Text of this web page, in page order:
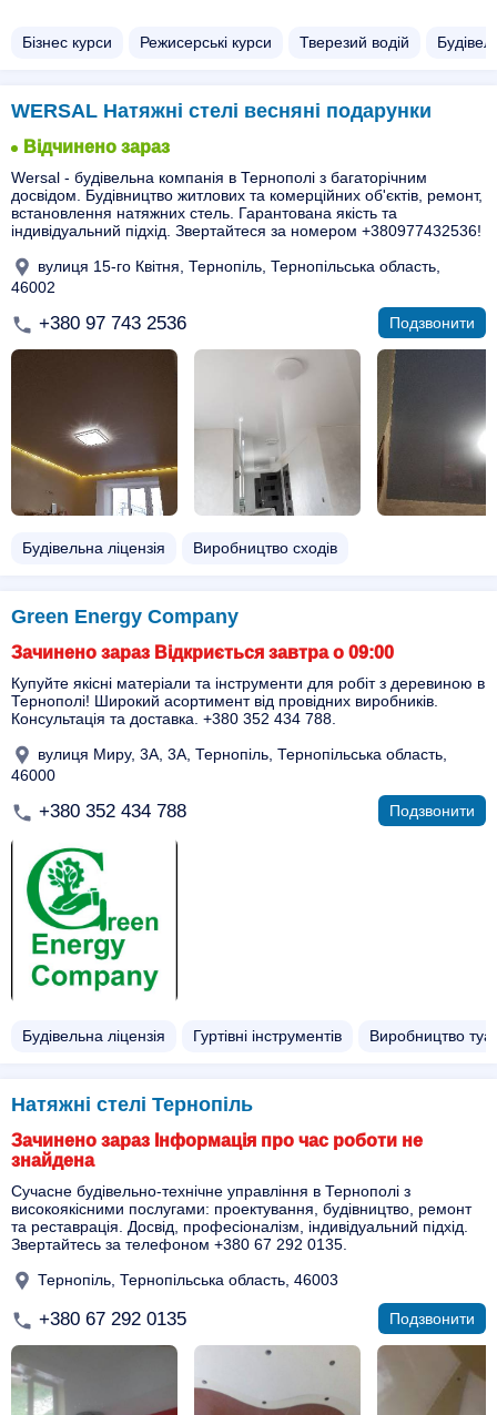
Бізнес курси Режисерські курси Тверезий водій
WERSAL Натяжні стелі весняні подарунки
Відчинено зараз
Wersal - будівельна компанія в Тернополі з багаторічним
досвідом. Будівництво житлових та комерційних об'єктів, ремонт,
встановлення натяжних стель. Гарантована якість та
індивідуальний підхід. Звертайтеся за номером +380977432536!
вулиця 15-го Квітня, Тернопіль, Тернопільська область,
46002
+380 97 743 2536 Подзвонити
Будівельна ліцензія Виробництво сходів
Green Energy Company
Зачинено зараз Відкриється завтра о 09:00
Купуйте якісні матеріали та інструменти для робіт з деревиною в
Тернополі! Широкий асортимент від провідних виробників.
Консультація та доставка. +380 352 434 788.
вулиця Миру, 3А, 3A, Тернопіль, Тернопільська область,
46000
+380 352 434 788 Подзвонити
Будівельна ліцензія Гуртівні інструментів Виробництво
Натяжні стелі Тернопіль
Зачинено зараз Інформація про час роботи не
знайдена
Сучасне будівельно-технічне управління в Тернополі з
високоякісними послугами: проектування, будівництво, ремонт
та реставрація. Досвід, професіоналізм, індивідуальний підхід.
Звертайтесь за телефоном +380 67 292 0135.
Тернопіль, Тернопільська область, 46003
+380 67 292 0135 Подзвонити